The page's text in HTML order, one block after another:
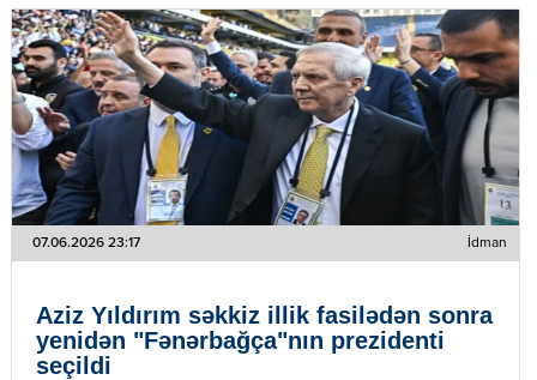
07.06.2026 23:17 İdman
Aziz Yıldırım səkkiz illik fasilədən sonra
yenidən "Fənərbağça"nın prezidenti
seçildi